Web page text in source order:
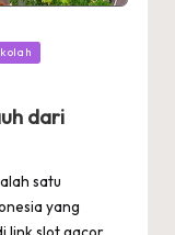
dari
satu
yang